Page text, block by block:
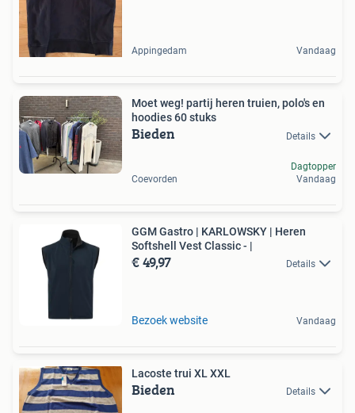
Appingedam Vandaag
Moet weg! partij heren truien, polo's en
hoodies 60 stuks
Bieden Details
Coevorden
Dagtopper
Vandaag
GGM Gastro | KARLOWSKY | Heren
Softshell Vest Classic - |
€ 49,97 Details
Bezoek website Vandaag
Lacoste trui XL XXL
Bieden Details